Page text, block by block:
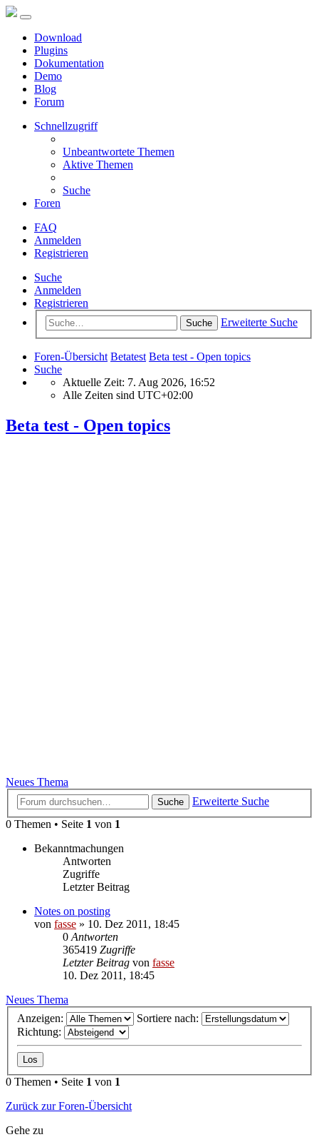
Download
Plugins
Dokumentation
Demo
Blog
Forum
Schnellzugriff
Unbeantwortete Themen
Aktive Themen
Suche
Foren
FAQ
Anmelden
Registrieren
Suche
Anmelden
Registrieren
Suche Erweiterte Suche
Foren-Übersicht Betatest Beta test - Open topics
Suche
Aktuelle Zeit: 7. Aug 2026, 16:52
Alle Zeiten sind UTC+02:00
Beta test - Open topics
Neues Thema
Suche
Erweiterte Suche
0 Themen • Seite 1 von 1
Bekanntmachungen
Antworten
Zugriffe
Letzter Beitrag
Notes on posting
von fasse » 10. Dez 2011, 18:45
0 Antworten
365419 Zugriffe
Letzter Beitrag von fasse
10. Dez 2011, 18:45
Neues Thema
Anzeigen:
Sortiere nach:
Richtung:
0 Themen • Seite 1 von 1
Zurück zur Foren-Übersicht
Gehe zu